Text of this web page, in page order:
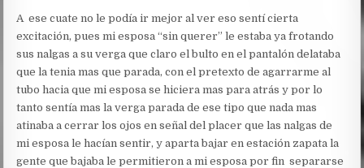
A ese cuate no le podía ir mejor al ver eso sentí cierta
excitación, pues mi esposa “sin querer” le estaba ya frotando
sus nalgas a su verga que claro el bulto en el pantalón delataba
que la tenia mas que parada, con el pretexto de agarrarme al
tubo hacia que mi esposa se hiciera mas para atrás y por lo
tanto sentía mas la verga parada de ese tipo que nada mas
atinaba a cerrar los ojos en señal del placer que las nalgas de
mi esposa le hacían sentir, y aparta bajar en estación zapata la
gente que bajaba le permitieron a mi esposa por fin separarse